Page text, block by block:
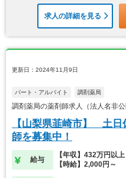
求人の詳細を見る
更新日：2024年11月9日
パート・アルバイト 調剤薬局
調剤薬局の薬剤師求人（法人名非
【山梨県韮崎市】 土日
師を募集中！
給与
【年収】432万円以
【時給】2,000円～